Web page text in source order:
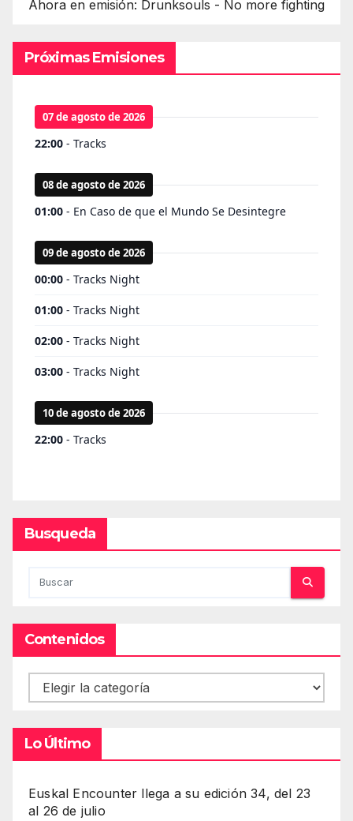
Ahora en emisión: Drunksouls - No more fighting
Próximas Emisiones
Busqueda
Contenidos
Contenidos
Lo Último
Euskal Encounter llega a su edición 34, del 23
al 26 de julio